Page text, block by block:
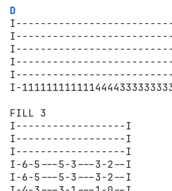
D
I-
FILL 3
I------------------I
I------------------I
I------------------I
I-6-5---5-3---3-2--I
I-6-5---5-3---3-2--I